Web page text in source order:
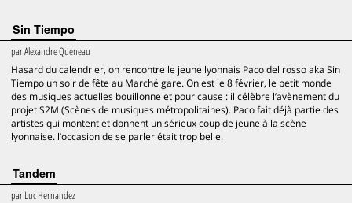
Sin Tiempo
parAlexandre Queneau
Hasard du calendrier, on rencontre le jeune lyonnais Paco del rosso aka Sin
Tiempo un soir de fête au Marché gare. On est le 8 février, le petit monde
des musiques actuelles bouillonne et pour cause : il célèbre l’avènement du
projet S2M (Scènes de musiques métropolitaines). Paco fait déjà partie des
artistes qui montent et donnent un sérieux coup de jeune à la scène
lyonnaise. l’occasion de se parler était trop belle.
Tandem
parLuc Hernandez